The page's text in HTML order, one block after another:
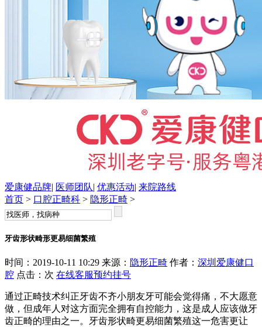
爱康健品牌| 医师团队| 优惠活动| 来院路线
首页 > 口腔正畸科 > 隐形正畸 >
牙齿形状畸形更易细菌繁殖
时间：2019-10-11 10:29 来源： 隐形正畸 作者： 深圳爱康健口
腔 点击： 次 在线客服预约挂号
通过正畸技术纠正牙齿不齐小朋友牙可能会觉得痛，不大愿意
做，但成年人对这方面完全拥有自控能力，这是成人应该做牙
齿正畸的理由之一。牙齿形状畸更易细菌繁殖这一危害更让